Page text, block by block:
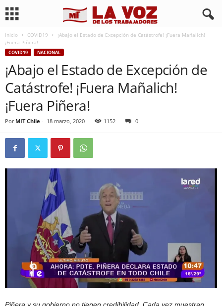
Inicio COVID19
¡Abajo el Estado de Excepción de Catástrofe! ¡Fuera Mañalich!
¡Fuera Piñera!
COVID19 NACIONAL
¡Abajo el Estado de Excepción de
Catástrofe! ¡Fuera Mañalich!
¡Fuera Piñera!
Por MIT Chile - 18 marzo, 2020 1152 0